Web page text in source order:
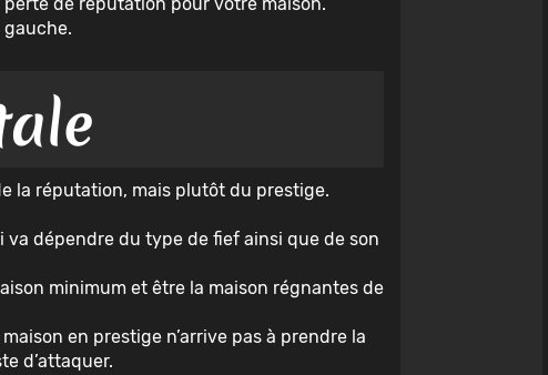
gauche.
la réputation, mais plutôt du prestige.
dépendre du type de fief ainsi que de son
minimum et être la maison régnantes de
en prestige n’arrive pas à prendre la
d’attaquer.